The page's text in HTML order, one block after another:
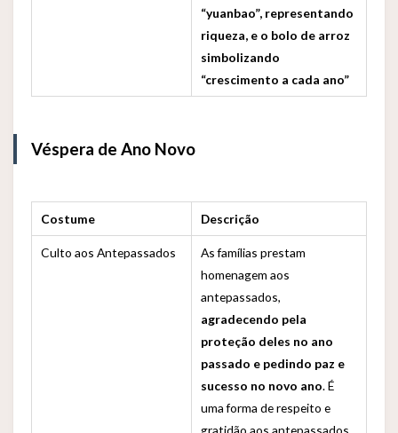
“yuanbao”, representando
riqueza, e o bolo de arroz
simbolizando
“crescimento a cada ano”
Véspera de Ano Novo
Costume Descrição
Culto aos Antepassados
As famílias prestam
homenagem aos
antepassados,
agradecendo pela
proteção deles no ano
passado e pedindo paz e
sucesso no novo ano. É
uma forma de respeito e
gratidão aos antepassados